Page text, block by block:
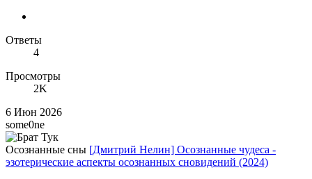
Ответы
4
Просмотры
2K
6 Июн 2026
some0ne
Осознанные сны [Дмитрий Нелин] Осознанные чудеса -
эзотерические аспекты осознанных сновидений (2024)